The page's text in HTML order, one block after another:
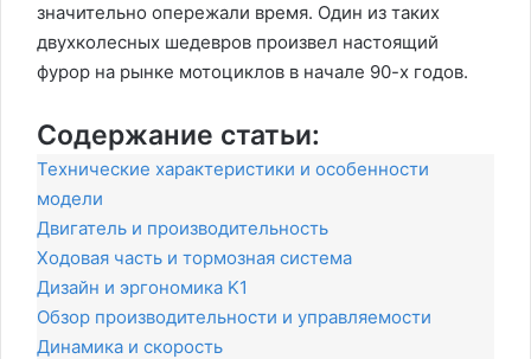
значительно опережали время. Один из таких
двухколесных шедевров произвел настоящий
фурор на рынке мотоциклов в начале 90-х годов.
Содержание статьи:
Технические характеристики и особенности
модели
Двигатель и производительность
Ходовая часть и тормозная система
Дизайн и эргономика K1
Обзор производительности и управляемости
Динамика и скорость